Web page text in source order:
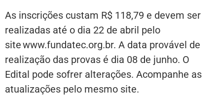
As inscrições custam R$ 118,79 e devem ser
realizadas até o dia 22 de abril pelo
site www.fundatec.org.br. A data provável de
realização das provas é dia 08 de junho. O
Edital pode sofrer alterações. Acompanhe as
atualizações pelo mesmo site.